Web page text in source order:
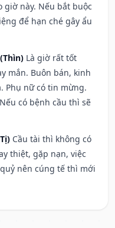
này. Nếu bắt buộc
để hạn ché gây ẩu
Là giờ rất tốt
mắn. Buôn bán, kinh
Phụ nữ có tin mừng.
có bệnh cầu thì sẽ
Cầu tài thì không có
thiệt, gặp nạn, việc
nên cúng tế thì mới